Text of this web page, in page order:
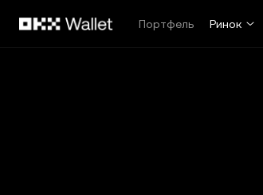
Портфель
Ринок